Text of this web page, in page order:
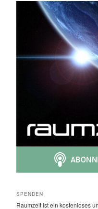
SPENDEN
Raumzeit ist ein kostenloses